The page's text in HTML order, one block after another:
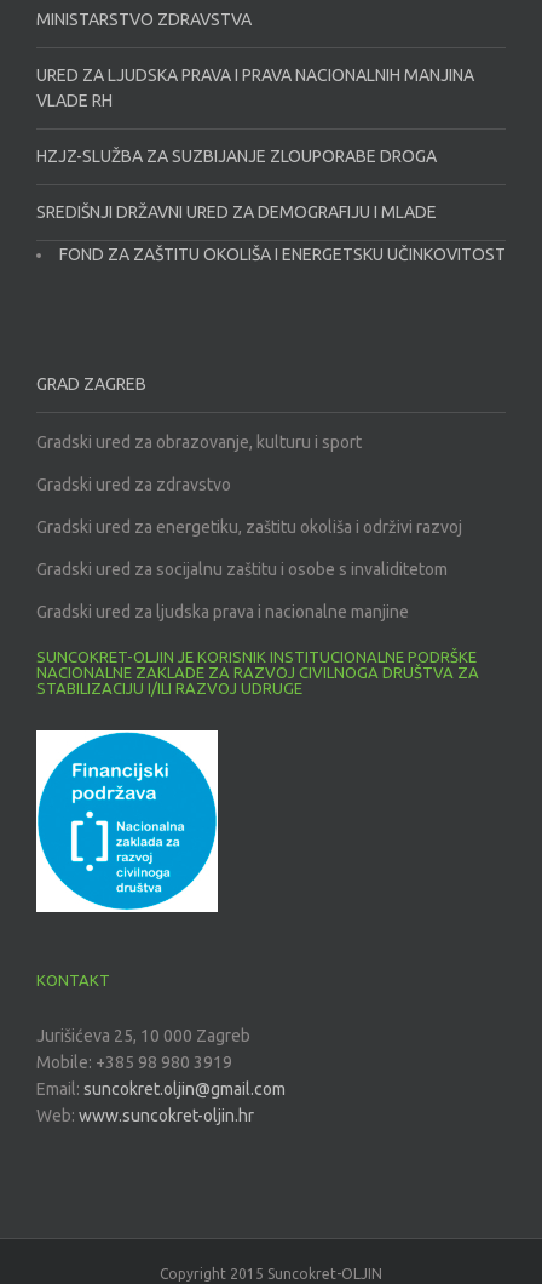
MINISTARSTVO ZDRAVSTVA
URED ZA LJUDSKA PRAVA I PRAVA NACIONALNIH MANJINA
VLADE RH
HZJZ-SLUŽBA ZA SUZBIJANJE ZLOUPORABE DROGA
SREDIŠNJI DRŽAVNI URED ZA DEMOGRAFIJU I MLADE
FOND ZA ZAŠTITU OKOLIŠA I ENERGETSKU UČINKOVITOST
GRAD ZAGREB
Gradski ured za obrazovanje, kulturu i sport
Gradski ured za zdravstvo
Gradski ured za energetiku, zaštitu okoliša i održivi razvoj
Gradski ured za socijalnu zaštitu i osobe s invaliditetom
Gradski ured za ljudska prava i nacionalne manjine
SUNCOKRET-OLJIN JE KORISNIK INSTITUCIONALNE PODRŠKE
NACIONALNE ZAKLADE ZA RAZVOJ CIVILNOGA DRUŠTVA ZA
STABILIZACIJU I/ILI RAZVOJ UDRUGE
KONTAKT
Jurišićeva 25, 10 000 Zagreb
Mobile: +385 98 980 3919
Email: suncokret.oljin@gmail.com
Web: www.suncokret-oljin.hr
Copyright 2015 Suncokret-OLJIN